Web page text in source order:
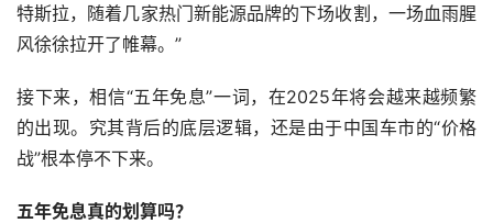
特斯拉，随着几家热门新能源品牌的下场收割，一场血雨腥
风徐徐拉开了帷幕。”
接下来，相信“五年免息”一词，在2025年将会越来越频繁
的出现。究其背后的底层逻辑，还是由于中国车市的“价格
战”根本停不下来。
五年免息真的划算吗？